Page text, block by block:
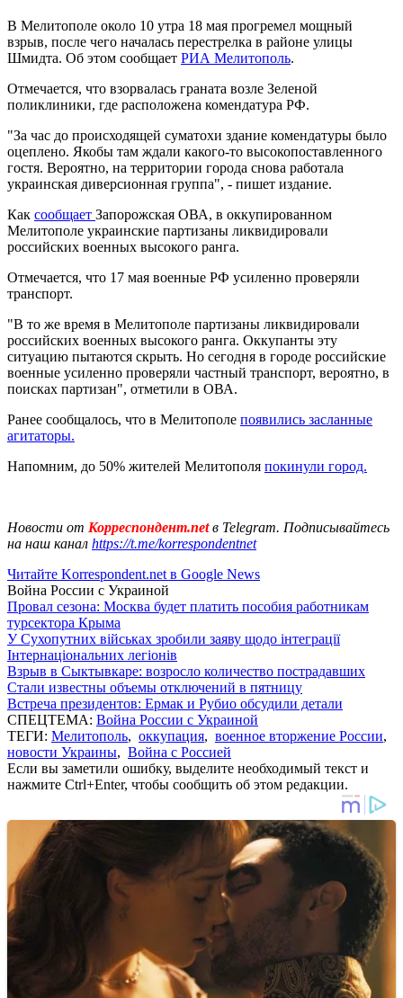
В Мелитополе около 10 утра 18 мая прогремел мощный
взрыв, после чего началась перестрелка в районе улицы
Шмидта. Об этом сообщает РИА Мелитополь.
Отмечается, что взорвалась граната возле Зеленой
поликлиники, где расположена комендатура РФ.
"За час до происходящей суматохи здание комендатуры было
оцеплено. Якобы там ждали какого-то высокопоставленного
гостя. Вероятно, на территории города снова работала
украинская диверсионная группа", - пишет издание.
Как сообщает Запорожская ОВА, в оккупированном
Мелитополе украинские партизаны ликвидировали
российских военных высокого ранга.
Отмечается, что 17 мая военные РФ усиленно проверяли
транспорт.
"В то же время в Мелитополе партизаны ликвидировали
российских военных высокого ранга. Оккупанты эту
ситуацию пытаются скрыть. Но сегодня в городе российские
военные усиленно проверяли частный транспорт, вероятно, в
поисках партизан", отметили в ОВА.
Ранее сообщалось, что в Мелитополе появились засланные
агитаторы.
Напомним, до 50% жителей Мелитополя покинули город.
Новости от Корреспондент.netв Telegram. Подписывайтесь
на наш канал https://t.me/korrespondentnet
Читайте Korrespondent.net в Google News
Война России с Украиной
Провал сезона: Москва будет платить пособия работникам
турсектора Крыма
У Сухопутних військах зробили заяву щодо інтеграції
Інтернаціональних легіонів
Взрыв в Сыктывкаре: возросло количество пострадавших
Стали известны объемы отключений в пятницу
Встреча президентов: Ермак и Рубио обсудили детали
СПЕЦТЕМА: Война России с Украиной
ТЕГИ: Мелитополь, оккупация, военное вторжение России,
новости Украины, Война с Россией
Если вы заметили ошибку, выделите необходимый текст и
нажмите Ctrl+Enter, чтобы сообщить об этом редакции.